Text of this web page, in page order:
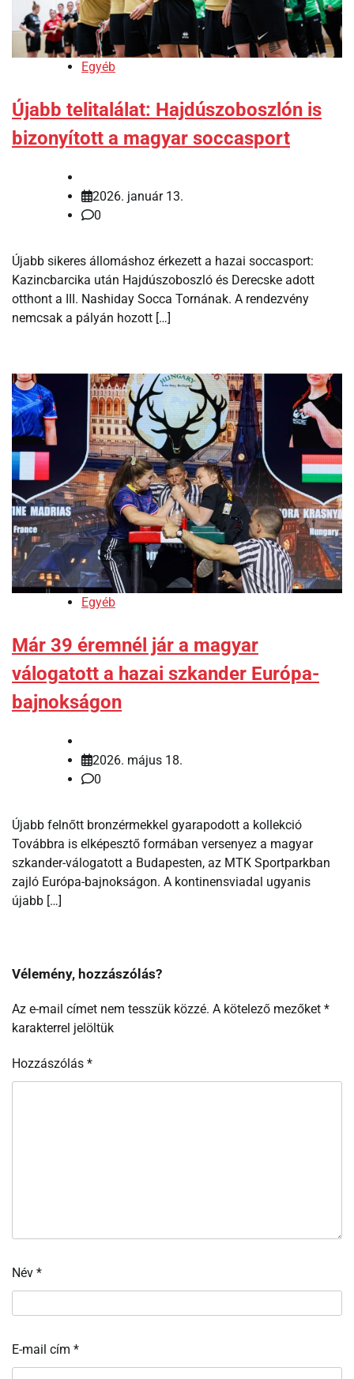
Egyéb
Újabb telitalálat: Hajdúszoboszlón is
bizonyított a magyar soccasport
2026. január 13.
0
Újabb sikeres állomáshoz érkezett a hazai soccasport:
Kazincbarcika után Hajdúszoboszló és Derecske adott
otthont a III. Nashiday Socca Tornának. A rendezvény
nemcsak a pályán hozott […]
Egyéb
Már 39 éremnél jár a magyar
válogatott a hazai szkander Európa-
bajnokságon
2026. május 18.
0
Újabb felnőtt bronzérmekkel gyarapodott a kollekció
Továbbra is elképesztő formában versenyez a magyar
szkander-válogatott a Budapesten, az MTK Sportparkban
zajló Európa-bajnokságon. A kontinensviadal ugyanis
újabb […]
Vélemény, hozzászólás?
Az e-mail címet nem tesszük közzé. A kötelező mezőket *
karakterrel jelöltük
Hozzászólás *
Név *
E-mail cím *